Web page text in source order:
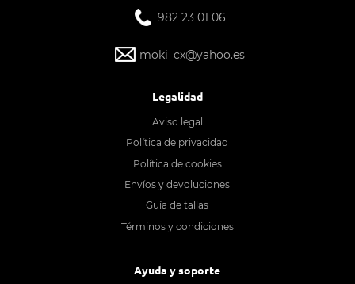
982 23 01 06
moki_cx@yahoo.es
Legalidad
Aviso legal
Política de privacidad
Política de cookies
Envíos y devoluciones
Guía de tallas
Términos y condiciones
Ayuda y soporte